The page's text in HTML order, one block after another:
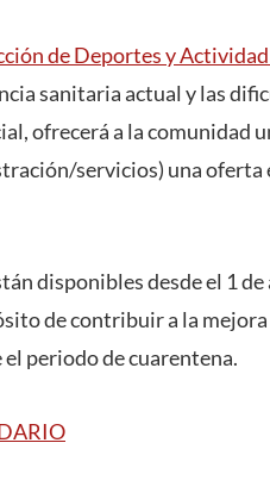
de Deportes y
sanitaria actual y las
ofrecerá a la comunidad
servicios) una oferta
disponibles desde el 1
de contribuir a la
periodo de cuarentena.